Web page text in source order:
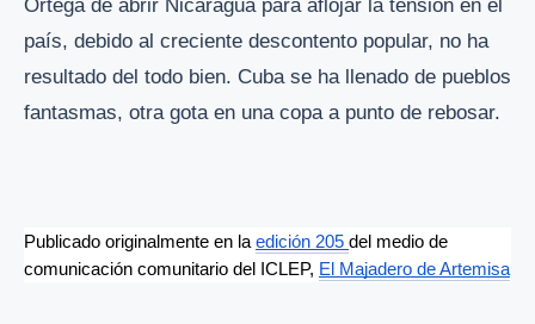
Ortega de abrir Nicaragua para aflojar la tensión en el
país, debido al creciente descontento popular, no ha
resultado del todo bien. Cuba se ha llenado de pueblos
fantasmas, otra gota en una copa a punto de rebosar.
Publicado originalmente en la edición 205 del medio de
comunicación comunitario del ICLEP, El Majadero de Artemisa